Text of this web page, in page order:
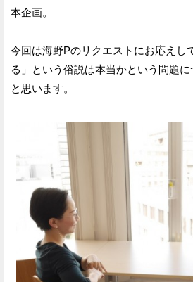
本企画。
今回は海野Pのリクエストにお応えし
る」という俗説は本当かという問題
と思います。